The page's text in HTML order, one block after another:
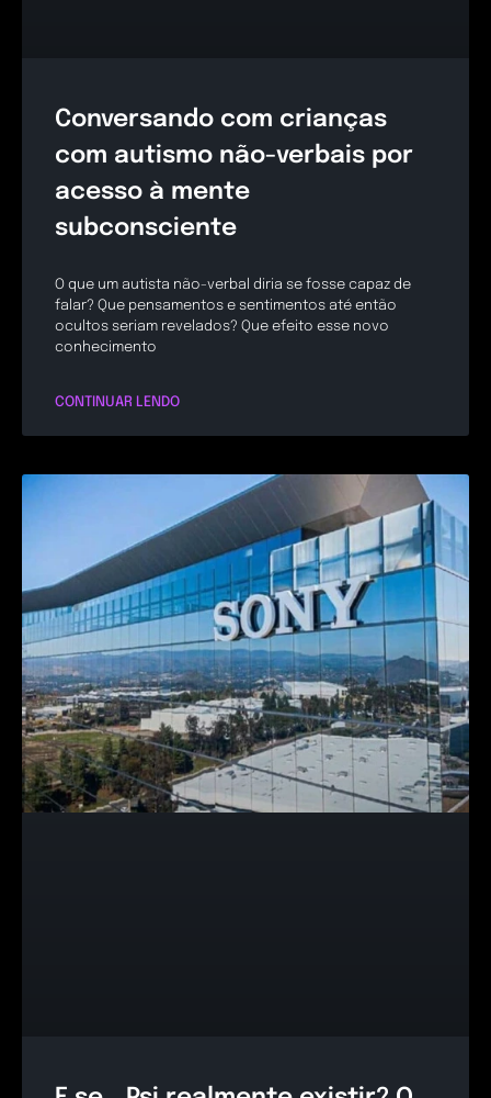
Conversando com crianças
com autismo não-verbais por
acesso à mente
subconsciente
O que um autista não-verbal diria se fosse capaz de
falar? Que pensamentos e sentimentos até então
ocultos seriam revelados? Que efeito esse novo
conhecimento
CONTINUAR LENDO